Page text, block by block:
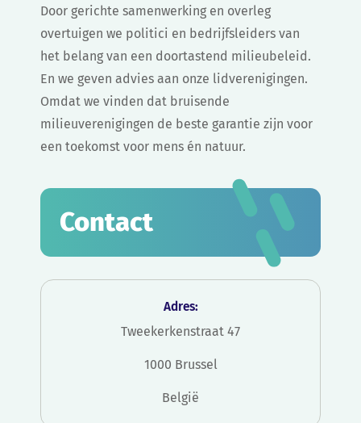
Door gerichte samenwerking en overleg
overtuigen we politici en bedrijfsleiders van
het belang van een doortastend milieubeleid.
En we geven advies aan onze lidverenigingen.
Omdat we vinden dat bruisende
milieuverenigingen de beste garantie zijn voor
een toekomst voor mens én natuur.
Contact
Adres:
Tweekerkenstraat 47
1000 Brussel
België